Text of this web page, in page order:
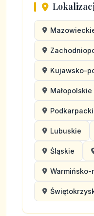
Kujawsko-
Małopolskie
Lubuskie
Śląskie
Warmińsko-